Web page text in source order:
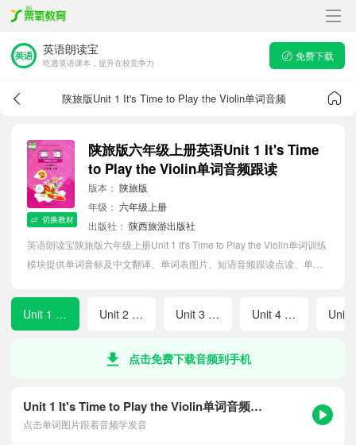
英语朗读宝
吃透英语课本，提升在校竞争力
免费下载
陕旅版Unit 1 It's Time to Play the Violin单词音频
切换教材
陕旅版六年级上册英语Unit 1 It's Time
to Play the Violin单词音频跟读
版本： 陕旅版
年级： 六年级上册
出版社： 陕西旅游出版社
英语朗读宝陕旅版六年级上册Unit 1 It's Time to Play the Violin单词训练
模块提供单词音标及中文翻译、单词表图片、短语音频跟读点读、单词
发音，提高听写记忆能力。
Unit 1 It's Time to Play the Violin Unit 2 I'm Healthy Unit 3 Care for the Earth Unit 4 Let's Go on a Picnic
点击免费下载音频到手机
Unit 1 It's Time to Play the Violin单词音频跟读
点击单词图片跟着音频学发音